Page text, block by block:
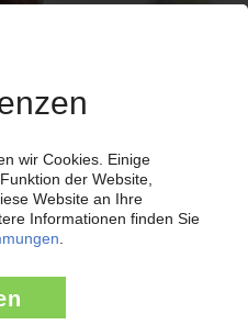
Drastischer Einbruch